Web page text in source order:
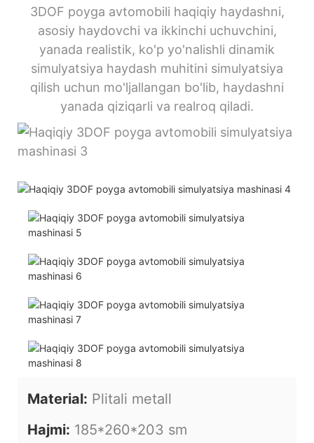
3DOF poyga avtomobili haqiqiy haydashni,
asosiy haydovchi va ikkinchi uchuvchini,
yanada realistik, ko'p yo'nalishli dinamik
simulyatsiya haydash muhitini simulyatsiya
qilish uchun mo'ljallangan bo'lib, haydashni
yanada qiziqarli va realroq qiladi.
Material: Plitali metall
Hajmi: 185*260*203 sm